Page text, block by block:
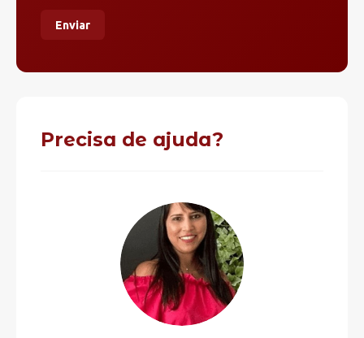
Enviar
Precisa de ajuda?